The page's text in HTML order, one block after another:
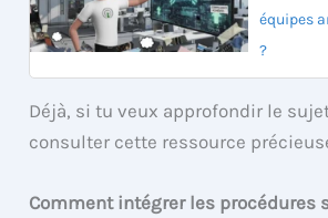
équipes
?
Déjà, si tu veux approfondir le
consulter cette ressource
Comment intégrer les procédures